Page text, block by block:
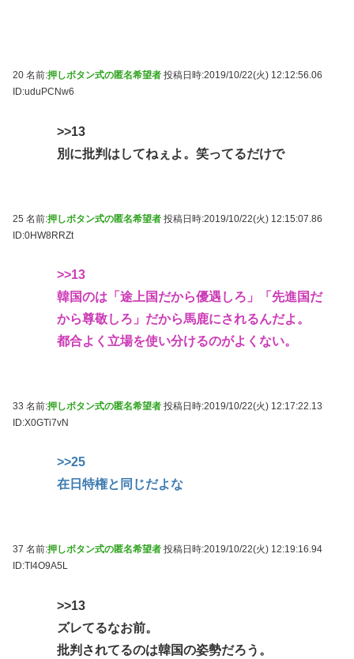
20 名前:押しボタン式の匿名希望者 投稿日時:2019/10/22(火) 12:12:56.06
ID:uduPCNw6
>>13
別に批判はしてねぇよ。笑ってるだけで
25 名前:押しボタン式の匿名希望者 投稿日時:2019/10/22(火) 12:15:07.86
ID:0HW8RRZt
>>13
韓国のは「途上国だから優遇しろ」「先進国だ
から尊敬しろ」だから馬鹿にされるんだよ。
都合よく立場を使い分けるのがよくない。
33 名前:押しボタン式の匿名希望者 投稿日時:2019/10/22(火) 12:17:22.13
ID:X0GTi7vN
>>25
在日特権と同じだよな
37 名前:押しボタン式の匿名希望者 投稿日時:2019/10/22(火) 12:19:16.94
ID:TI4O9A5L
>>13
ズレてるなお前。
批判されてるのは韓国の姿勢だろう。